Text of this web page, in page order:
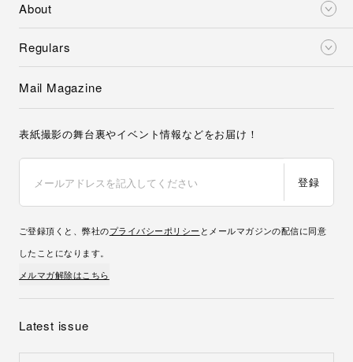
About
Regulars
Mail Magazine
表紙撮影の舞台裏やイベント情報などをお届け！
登録
ご登録頂くと、弊社のプライバシーポリシー とメールマガジンの配信に同意
したことになります。
メルマガ解除はこちら
Latest issue